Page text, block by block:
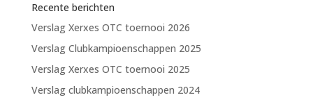
Recente berichten
Verslag Xerxes OTC toernooi 2026
Verslag Clubkampioenschappen 2025
Verslag Xerxes OTC toernooi 2025
Verslag clubkampioenschappen 2024